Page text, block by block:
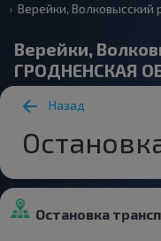
Верейки,
Верейки,
ГРОДНЕНСКАЯ
Назад
Остановка